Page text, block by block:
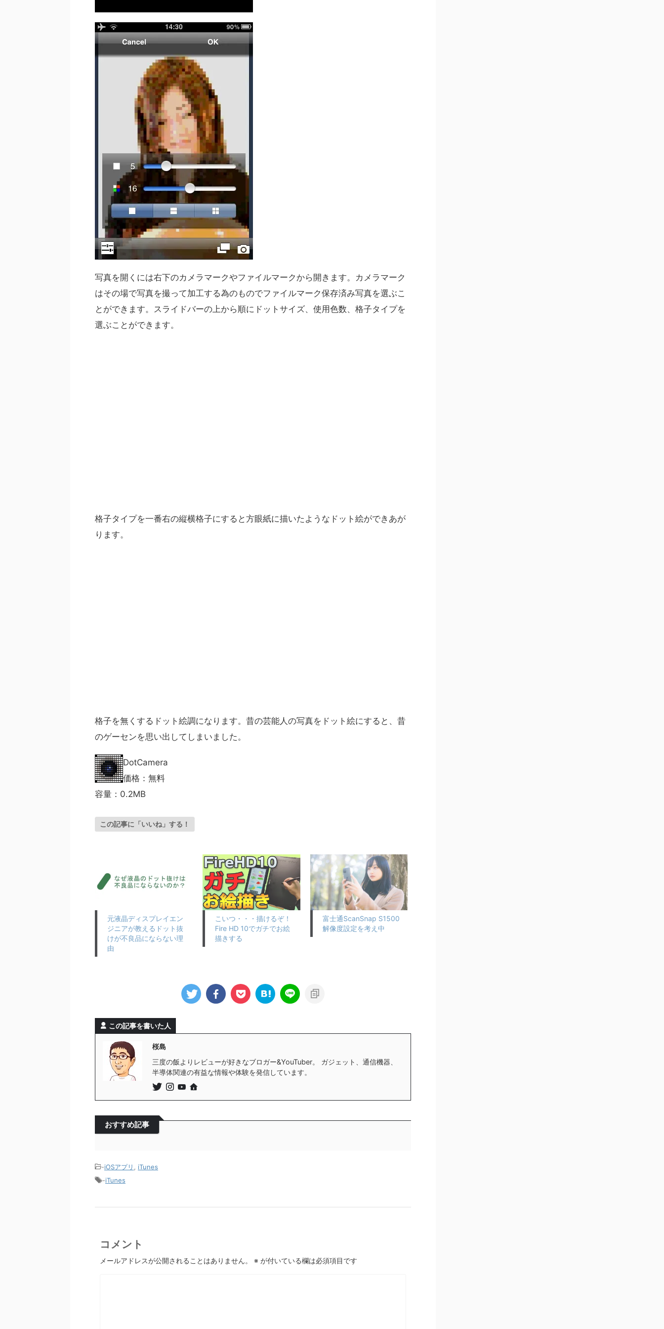
写真を開くには右下のカメラマークやファイルマークから開きます。カメラマーク
はその場で写真を撮って加工する為のものでファイルマーク保存済み写真を選ぶこ
とができます。スライドバーの上から順にドットサイズ、使用色数、格子タイプを
選ぶことができます。
格子タイプを一番右の縦横格子にすると方眼紙に描いたようなドット絵ができあが
ります。
格子を無くするドット絵調になります。昔の芸能人の写真をドット絵にすると、昔
のゲーセンを思い出してしまいました。
DotCamera
価格：無料
容量：0.2MB
この記事に「いいね」する！
元液晶ディスプレイエン
ジニアが教えるドット抜
けが不良品にならない理
由
こいつ・・・描けるぞ！
Fire HD 10でガチでお絵
描きする
富士通ScanSnap S1500
解像度設定を考え中
この記事を書いた人
桜島
三度の飯よりレビューが好きなブロガー&YouTuber。 ガジェット、通信機器、
半導体関連の有益な情報や体験を発信しています。
おすすめ記事
-iOSアプリ
iTunes
-iTunes
コメント
メールアドレスが公開されることはありません。 ※ が付いている欄は必須項目です